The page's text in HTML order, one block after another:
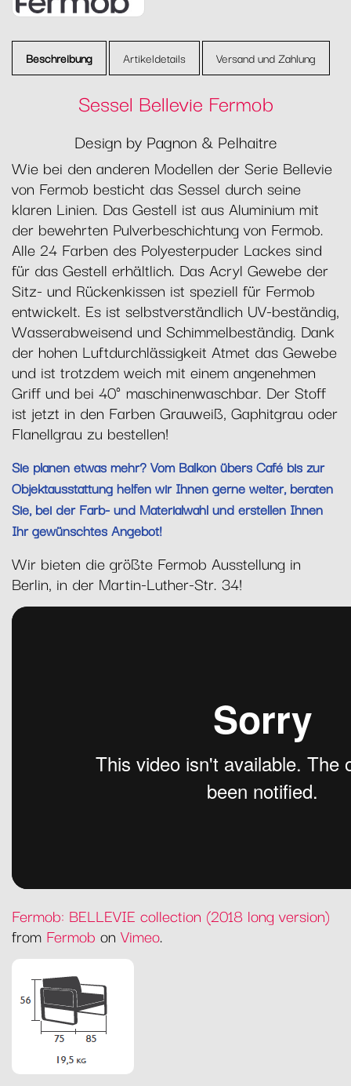
Beschreibung Artikeldetails Versand und Zahlung
Sessel Bellevie Fermob
Design by Pagnon & Pelhaitre
Wie bei den anderen Modellen der Serie Bellevie
von Fermob besticht das Sessel durch seine
klaren Linien. Das Gestell ist aus Aluminium mit
der bewehrten Pulverbeschichtung von Fermob.
Alle 24 Farben des Polyesterpuder Lackes sind
für das Gestell erhältlich. Das Acryl Gewebe der
Sitz- und Rückenkissen ist speziell für Fermob
entwickelt. Es ist selbstverständlich UV-beständig,
Wasserabweisend und Schimmelbeständig. Dank
der hohen Luftdurchlässigkeit Atmet das Gewebe
und ist trotzdem weich mit einem angenehmen
Griff und bei 40° maschinenwaschbar. Der Stoff
ist jetzt in den Farben Grauweiß, Gaphitgrau oder
Flanellgrau zu bestellen!
Sie planen etwas mehr? Vom Balkon übers Café bis zur
Objektausstattung helfen wir Ihnen gerne weiter, beraten
Sie, bei der Farb- und Materialwahl und erstellen Ihnen
Ihr gewünschtes Angebot!
Wir bieten die größte Fermob Ausstellung in
Berlin, in der Martin-Luther-Str. 34!
Fermob: BELLEVIE collection (2018 long version)
from Fermob on Vimeo.